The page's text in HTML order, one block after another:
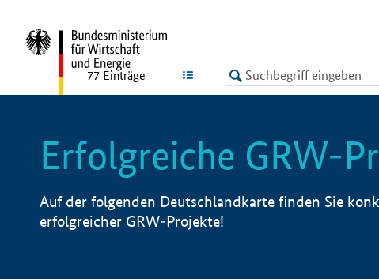
LISTE
77 Einträge
Erfolgreiche GRW-
Auf der folgenden Deutschlandkarte finden Sie
erfolgreicher GRW-Projekte!